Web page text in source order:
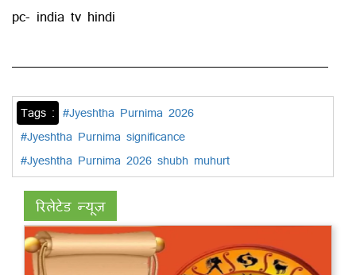
pc- india tv hindi
Tags : #Jyeshtha Purnima 2026
#Jyeshtha Purnima significance
#Jyeshtha Purnima 2026 shubh muhurt
रिलेटेड न्यूज़